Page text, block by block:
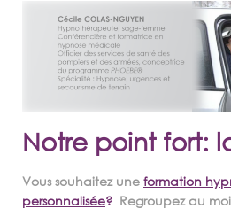
Notre point fort:
Vous souhaitez une formation
personnalisée? Regroupez au